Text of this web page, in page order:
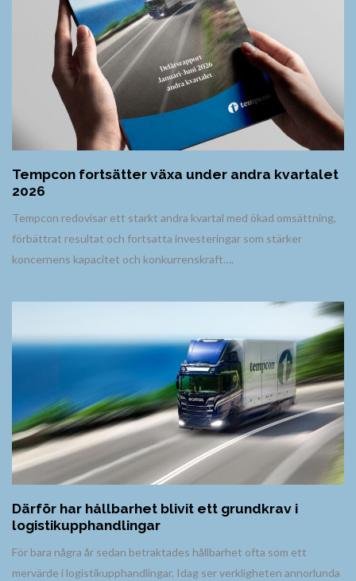
Tempcon fortsätter växa under andra kvartalet
2026
Tempcon redovisar ett starkt andra kvartal med ökad omsättning,
förbättrat resultat och fortsatta investeringar som stärker
koncernens kapacitet och konkurrenskraft….
Därför har hållbarhet blivit ett grundkrav i
logistikupphandlingar
För bara några år sedan betraktades hållbarhet ofta som ett
mervärde i logistikupphandlingar. Idag ser verkligheten annorlunda